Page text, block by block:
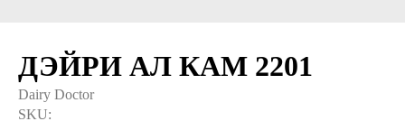
ДЭЙРИ АЛ КАМ 2201
Dairy Doctor
SKU: